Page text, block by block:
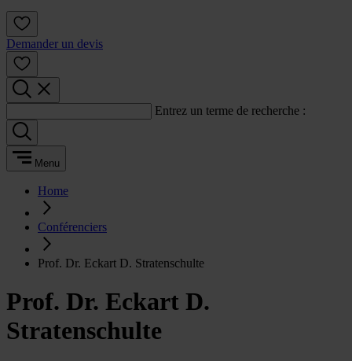
Demander un devis
Entrez un terme de recherche :
Menu
Home
Conférenciers
Prof. Dr. Eckart D. Stratenschulte
Prof. Dr. Eckart D.
Stratenschulte